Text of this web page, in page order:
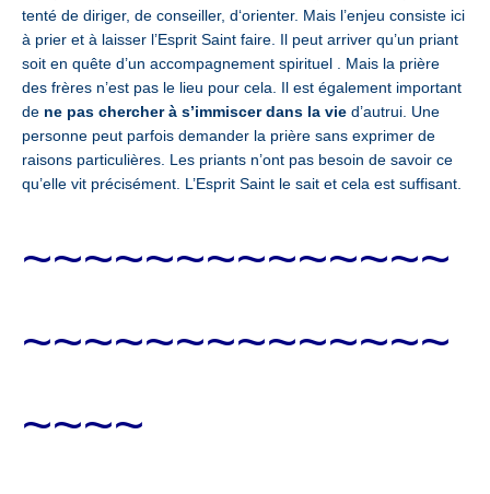
tenté de diriger, de conseiller, d‘orienter. Mais l’enjeu consiste ici
à prier et à laisser l’Esprit Saint faire. Il peut arriver qu’un priant
soit en quête d’un accompagnement spirituel . Mais la prière
des frères n’est pas le lieu pour cela. Il est également important
de ne pas chercher à s’immiscer dans la vie d’autrui. Une
personne peut parfois demander la prière sans exprimer de
raisons particulières. Les priants n’ont pas besoin de savoir ce
qu’elle vit précisément. L’Esprit Saint le sait et cela est suffisant.
~~~~~~~~~~~~~~
~~~~~~~~~~~~~~
~~~~